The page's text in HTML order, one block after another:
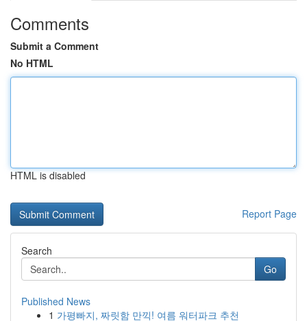
Comments
Submit a Comment
No HTML
HTML is disabled
Report Page
Search
Go
Published News
1 가평빠지, 짜릿함 만끽! 여름 워터파크 추천